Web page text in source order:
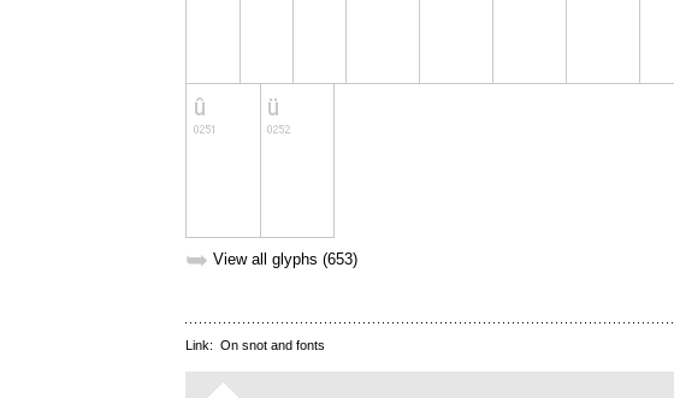
➥ View all glyphs (653)
Link: On snot and fonts